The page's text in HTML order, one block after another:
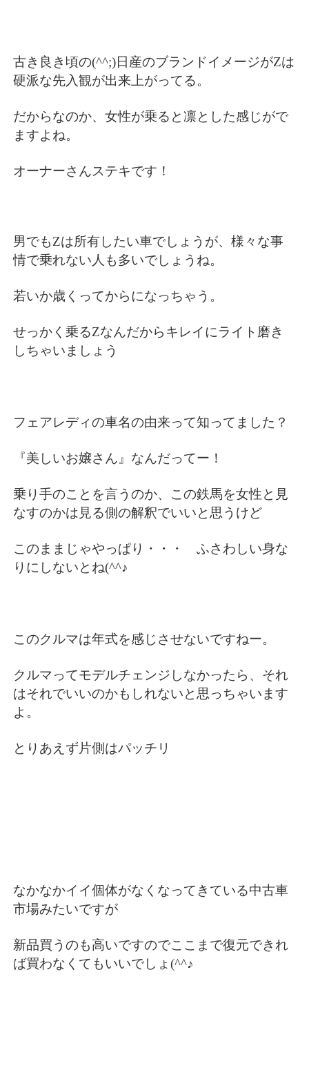
古き良き頃の(^^;)日産のブランドイメージがZは
硬派な先入観が出来上がってる。
だからなのか、女性が乗ると凛とした感じがで
ますよね。
オーナーさんステキです！
男でもZは所有したい車でしょうが、様々な事
情で乗れない人も多いでしょうね。
若いか歳くってからになっちゃう。
せっかく乗るZなんだからキレイにライト磨き
しちゃいましょう
フェアレディの車名の由来って知ってました？
『美しいお嬢さん』なんだってー！
乗り手のことを言うのか、この鉄馬を女性と見
なすのかは見る側の解釈でいいと思うけど
このままじゃやっぱり・・・ ふさわしい身な
りにしないとね(^^♪
このクルマは年式を感じさせないですねー。
クルマってモデルチェンジしなかったら、それ
はそれでいいのかもしれないと思っちゃいます
よ。
とりあえず片側はパッチリ
なかなかイイ個体がなくなってきている中古車
市場みたいですが
新品買うのも高いですのでここまで復元できれ
ば買わなくてもいいでしょ(^^♪